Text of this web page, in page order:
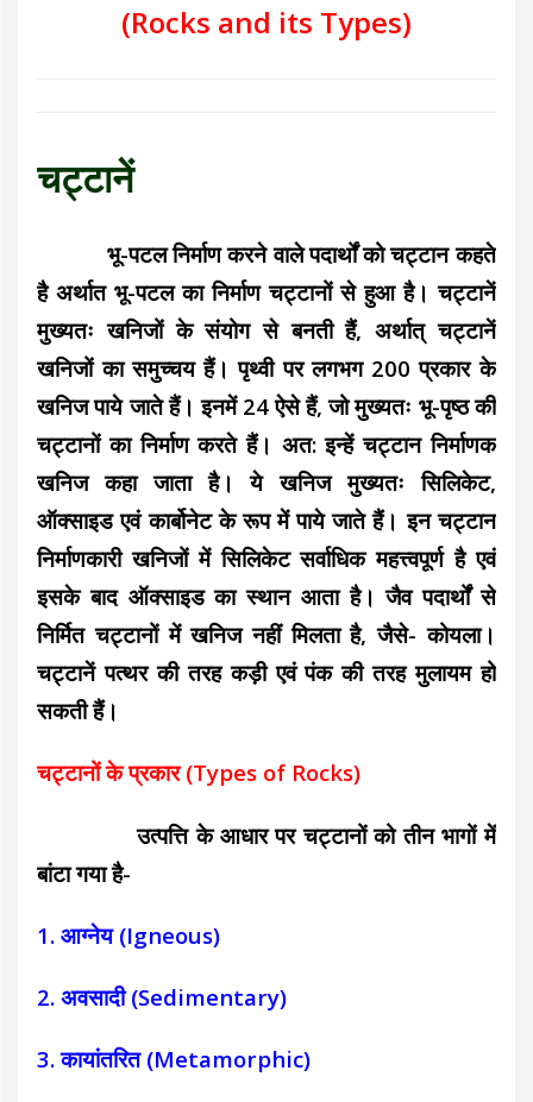
(Rocks and its Types)
चट्टानें
भू-पटल निर्माण करने वाले पदार्थों को चट्टान कहते
है अर्थात भू-पटल का निर्माण चट्टानों से हुआ है। चट्टानें
मुख्यतः खनिजों के संयोग से बनती हैं, अर्थात् चट्टानें
खनिजों का समुच्चय हैं। पृथ्वी पर लगभग 200 प्रकार के
खनिज पाये जाते हैं। इनमें 24 ऐसे हैं, जो मुख्यतः भू-पृष्ठ की
चट्टानों का निर्माण करते हैं। अत: इन्हें चट्टान निर्माणक
खनिज कहा जाता है। ये खनिज मुख्यतः सिलिकेट,
ऑक्साइड एवं कार्बोनेट के रूप में पाये जाते हैं। इन चट्टान
निर्माणकारी खनिजों में सिलिकेट सर्वाधिक महत्त्वपूर्ण है एवं
इसके बाद ऑक्साइड का स्थान आता है। जैव पदार्थों से
निर्मित चट्टानों में खनिज नहीं मिलता है, जैसे- कोयला।
चट्टानें पत्थर की तरह कड़ी एवं पंक की तरह मुलायम हो
सकती हैं।
चट्टानों के प्रकार (Types of Rocks)
उत्पत्ति के आधार पर चट्टानों को तीन भागों में
बांटा गया है-
1. आग्नेय (Igneous)
2. अवसादी (Sedimentary)
3. कायांतरित (Metamorphic)